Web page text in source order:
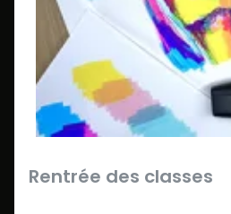
Rentrée des classes